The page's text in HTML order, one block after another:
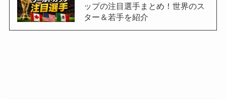
ップの注目選手まとめ！世界のス
ター＆若手を紹介